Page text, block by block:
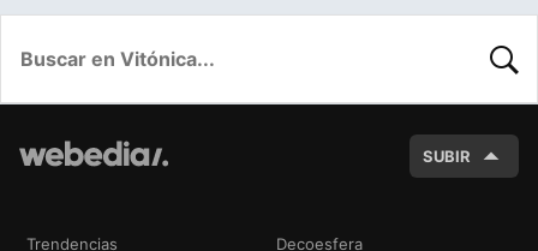
SUBIR
Trendencias Decoesfera